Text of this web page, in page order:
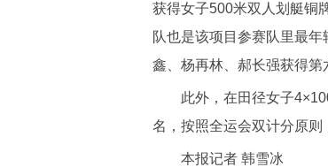
获得女子500米双人划艇铜
队也是该项目参赛队里最
鑫、杨再林、郝长强获得第
此外，在田径女子4×100
名，按照全运会双计分原则
本报记者 韩雪冰